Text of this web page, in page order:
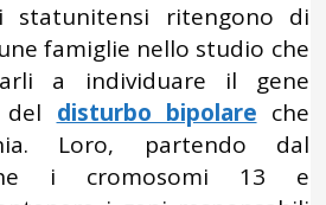
statunitensi ritengono di
famiglie nello studio che
a individuare il gene
del disturbo bipolare che
Loro, partendo dal
i cromosomi 13 e